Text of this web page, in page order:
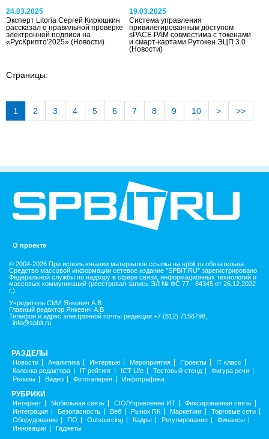
24.03.2025
Эксперт Litoria Сергей Кирюшкин
рассказал о правильной проверке
электронной подписи на
«РусКрипто'2025» (Новости)
19.03.2025
Система управления
привилегированным доступом
sPACE PAM совместима с токенами
и смарт-картами Рутокен ЭЦП 3.0
(Новости)
Страницы:
1 2 3 4 5 6 7 8 9 10 > >>
О проекте
© 2004-2026 При использовании материалов ссылка на spbit.ru обязательна
Средство массовой информации сетевое издание "SPBIT.RU" зарегистрировано
Федеральной службы по надзору в сфере связи, информационных технологий и
массовых коммуникаций (реестровая запись ЭЛ № ФС 77 - 84345 от 26.12.2022
г.).
Учредитель СМИ Янкевич А.В
Главный редактор Янкевич А.В
Телефон и адрес электронной почты редакции +7 (812) 7156798,
info@spbit.ru
РАЗДЕЛЫ
Новости Аналитика Интервью Мероприятия Проекты
IT класс
Колонка редактора
IT рейтинг ICT Life Тестовый стенд
Фигура речи
Релизы
Видео Фотогалерея Инфографика
РУБРИКИ
Интернет Мобильная связь CIO/Управление ИТ
Фиксированная связь
Интеграция
Безопасность Веб Рынок ПК Маркетинг
Торговые сети
Оборудование
ПО Outsourcing Кадры Регулирование
Финансы
Инновации
Гаджеты